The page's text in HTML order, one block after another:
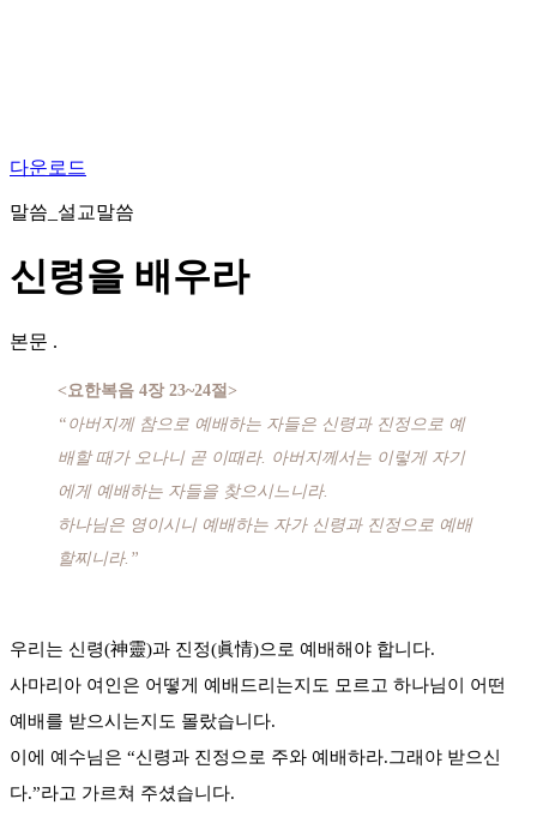
다운로드
말씀_설교말씀
신령을 배우라
본문 .
<요한복음 4장 23~24절>
“아버지께 참으로 예배하는 자들은 신령과 진정으로 예
배할 때가 오나니 곧 이때라. 아버지께서는 이렇게 자기
에게 예배하는 자들을 찾으시느니라.
하나님은 영이시니 예배하는 자가 신령과 진정으로 예배
할찌니라.”
우리는 신령(神靈)과 진정(眞情)으로 예배해야 합니다.
사마리아 여인은 어떻게 예배드리는지도 모르고 하나님이 어떤
예배를 받으시는지도 몰랐습니다.
이에 예수님은 “신령과 진정으로 주와 예배하라.그래야 받으신
다.”라고 가르쳐 주셨습니다.